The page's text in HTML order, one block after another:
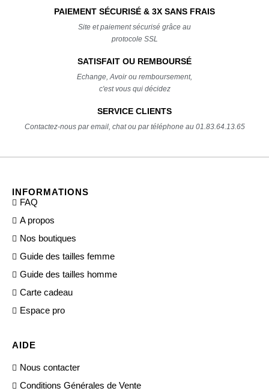
PAIEMENT SÉCURISÉ & 3X SANS FRAIS
Site et paiement sécurisé grâce au
protocole SSL
SATISFAIT OU REMBOURSÉ
Echange, Avoir ou remboursement,
c'est vous qui décidez
SERVICE CLIENTS
Contactez-nous par email, chat ou par téléphone au 01.83.64.13.65
INFORMATIONS
FAQ
A propos
Nos boutiques
Guide des tailles femme
Guide des tailles homme
Carte cadeau
Espace pro
AIDE
Nous contacter
Conditions Générales de Vente